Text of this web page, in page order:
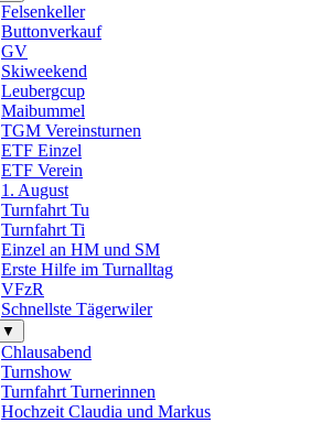
Felsenkeller
Buttonverkauf
GV
Skiweekend
Leubergcup
Maibummel
TGM Vereinsturnen
ETF Einzel
ETF Verein
1. August
Turnfahrt Tu
Turnfahrt Ti
Einzel an HM und SM
Erste Hilfe im Turnalltag
VFzR
Schnellste Tägerwiler
▼
Chlausabend
Turnshow
Turnfahrt Turnerinnen
Hochzeit Claudia und Markus